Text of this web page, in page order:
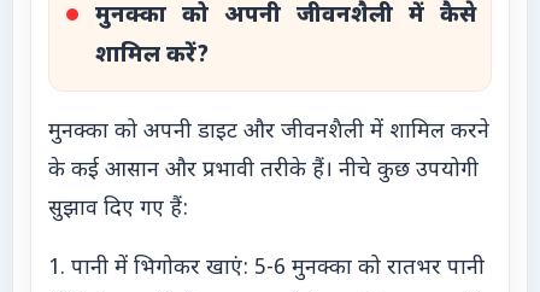
मुनक्का को अपनी जीवनशैली में कैसे
शामिल करें?
मुनक्का को अपनी डाइट और जीवनशैली में शामिल करने
के कई आसान और प्रभावी तरीके हैं। नीचे कुछ उपयोगी
सुझाव दिए गए हैं:
1. पानी में भिगोकर खाएं: 5-6 मुनक्का को रातभर पानी